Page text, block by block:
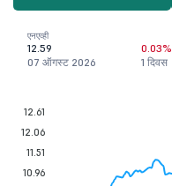
एनएव्ही
12.59
07 ऑगस्ट 2026
0.03%
1 दिवस
12.61
12.06
11.51
10.96